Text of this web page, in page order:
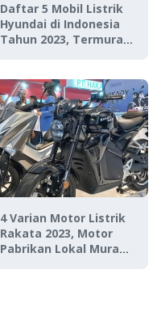
Daftar 5 Mobil Listrik
Hyundai di Indonesia
Tahun 2023, Termurah
4 Varian Motor Listrik
Rakata 2023, Motor
Pabrikan Lokal Murah